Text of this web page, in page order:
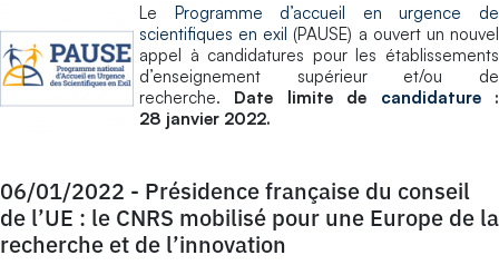
Le Programme d’accueil en urgence de
scientifiques en exil (PAUSE) a ouvert un nouvel
appel à candidatures pour les établissements
d’enseignement supérieur et/ou de
recherche. Date limite de candidature:
28 janvier 2022.
06/01/2022 - Présidence française du conseil
de l’UE : le CNRS mobilisé pour une Europe de la
recherche et de l’innovation